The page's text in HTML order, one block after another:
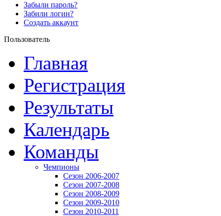
Забыли пароль?
Забили логин?
Создать аккаунт
Пользователь
Главная
Регистрация
Результаты
Календарь
Команды
Чемпионы
Сезон 2006-2007
Сезон 2007-2008
Сезон 2008-2009
Сезон 2009-2010
Сезон 2010-2011